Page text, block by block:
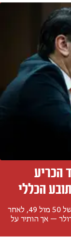
הכריע
הכללי
טוד בלאנש אושר לתפקיד התובע הכללי ברוב של 50 מול 49, לאחר
בסך 1.8 מיליארד דולר — אך הותיר על